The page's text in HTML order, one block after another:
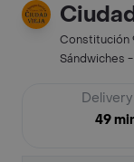
Constitución
Sándwiches
Delivery
49